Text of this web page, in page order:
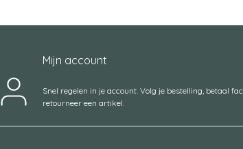
Mijn account
Snel regelen in je account. Volg je bestelling, betaal
retourneer een artikel.